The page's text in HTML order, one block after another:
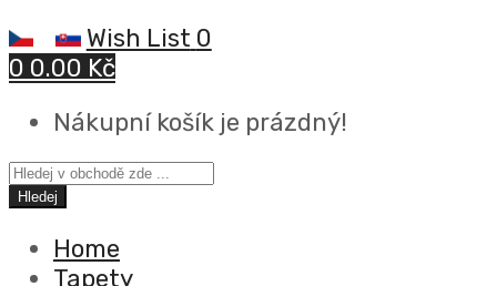
Wish List 0
0 0.00 Kč
Nákupní košík je prázdný!
Hledej
Home
Tapety